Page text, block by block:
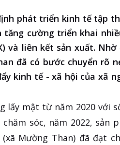
phát triển kinh tế tập
tăng cường triển khai
và liên kết sản xuất.
đã có bước chuyển rõ
kinh tế - xã hội của xã
lấy mật từ năm 2020 với
sóc, năm 2022, sản
Mường Than) đã đạt